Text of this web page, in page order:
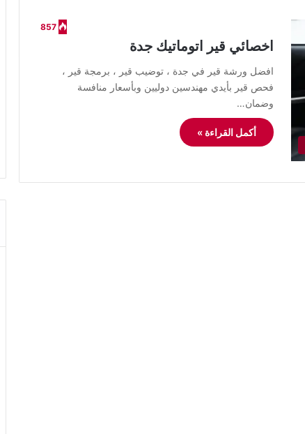
857
اخصائي قير اتوماتيك جدة
افضل ورشة قير في جدة ، توضيب قير ، برمجة قير ،
فحص قير بأيدي مهندسين دوليين وبأسعار منافسة
وضمان…
أكمل القراءة »